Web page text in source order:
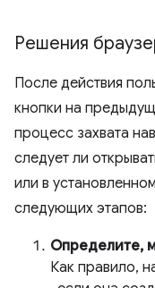
Решения
После действия
кнопки на
процесс захвата
следует ли
или в
следующих этапов:
Определите,
Как правило,